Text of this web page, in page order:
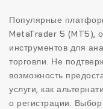
Популярные
MetaTrader 5 (MT5),
инструментов для
торговли. Не
возможность
услуги, как
о регистрации. Выбор